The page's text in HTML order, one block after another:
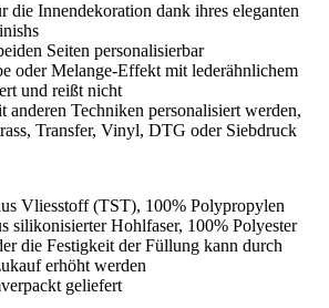
die Innendekoration dank ihres eleganten
Seiten personalisierbar
oder Melange-Effekt mit lederähnlichem
und reißt nicht
anderen Techniken personalisiert werden,
, Transfer, Vinyl, DTG oder Siebdruck
Vliesstoff (TST), 100% Polypropylen
silikonisierter Hohlfaser, 100% Polyester
die Festigkeit der Füllung kann durch
erhöht werden
geliefert